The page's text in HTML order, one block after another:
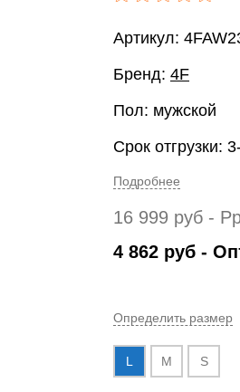
Артикул:
Бренд: 4F
Пол: мужской
Срок отгрузки:
Подробнее
16 999 руб -
4 862 руб -
Определить размер
L M S